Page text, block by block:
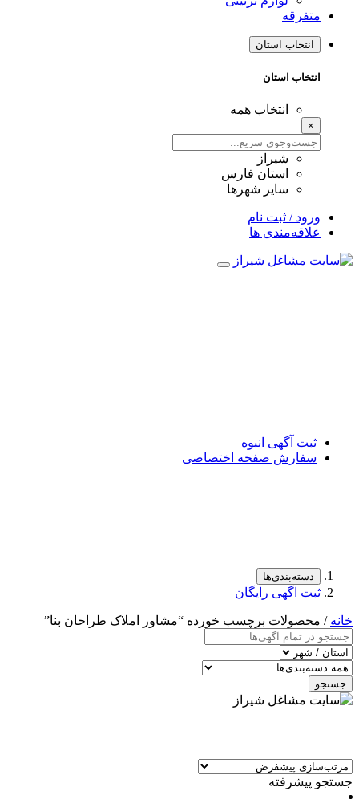
متفرقه
انتخاب استان
انتخاب استان
انتخاب همه
×
شیراز
استان فارس
سایر شهرها
ورود / ثبت نام
علاقه‌مندی ها
ثبت آگهی انبوه
سفارش صفحه اختصاصی
دسته‌بندی‌ها
ثبت اگهی رایگان
خانه / محصولات برچسب خورده “مشاور املاک طراحان بنا”
جستجو
جستجو پیشرفته